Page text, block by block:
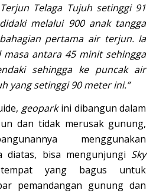
Telaga Tujuh setinggi 91
melalui 900 anak tangga
pertama air terjun. Ia
antara 45 minit sehingga
sehingga ke puncak air
yang setinggi 90 meter ini.”
geoparkini dibangun dalam
dan tidak merusak gunung,
menggunakan
diatas, bisa mengunjungi Sky
yang bagus untuk
pemandangan gunung dan